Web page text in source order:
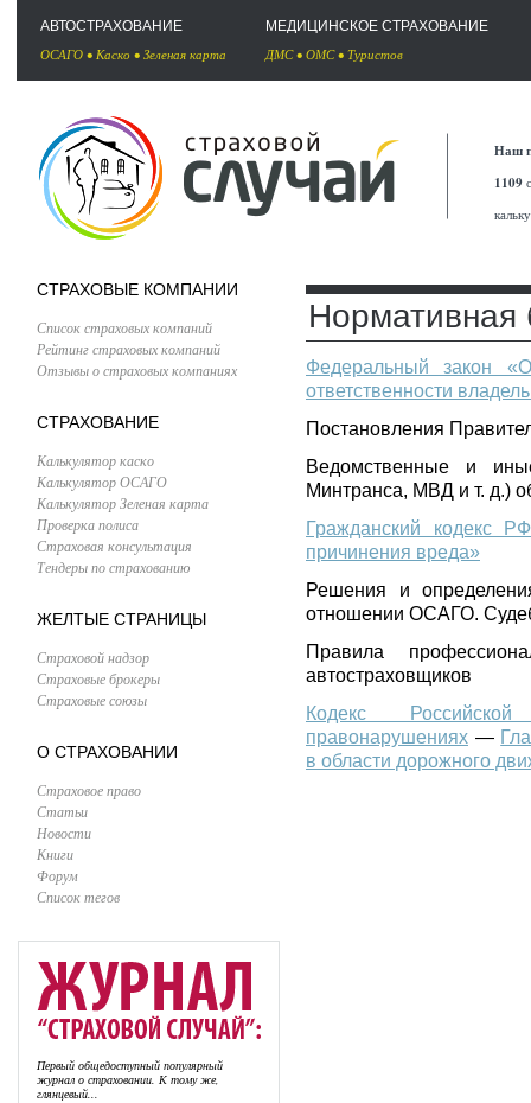
АВТОСТРАХОВАНИЕ
ОСАГО • Каско • Зеленая карта
МЕДИЦИНСКОЕ СТРАХОВАНИЕ
ДМС• ОМС• Туристов
Наш
1109
СТРАХОВЫЕ КОМПАНИИ
Список страховых компаний
Рейтинг страховых компаний
Отзывы о страховых компаниях
СТРАХОВАНИЕ
Калькулятор каско
Калькулятор ОСАГО
Калькулятор Зеленая карта
Проверка полиса
Страховая консультация
Тендеры по страхованию
ЖЕЛТЫЕ СТРАНИЦЫ
Страховой надзор
Страховые брокеры
Страховые союзы
О СТРАХОВАНИИ
Страховое право
Статьи
Новости
Книги
Форум
Список тегов
Первый общедоступный популярный
журнал о страховании. К тому же,
глянцевый...
Федеральный закон
ответственности
Постановления
Ведомственные и
Минтранса, МВД и т. д.)
Гражданский кодекс
причинения вреда»
Решения и
отношении ОСАГО.
Правила
автостраховщиков
Кодекс
правонарушениях —
в области дорожного